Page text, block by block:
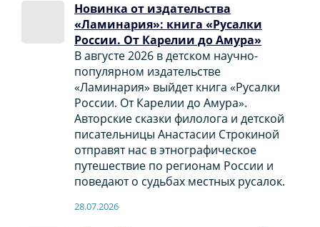
Новинка от издательства
«Ламинария»: книга «Русалки
России. От Карелии до Амура»
В августе 2026 в детском научно-
популярном издательстве
«Ламинария» выйдет книга «Русалки
России. От Карелии до Амура».
Авторские сказки филолога и детской
писательницы Анастасии Строкиной
отправят нас в этнографическое
путешествие по регионам России и
поведают о судьбах местных русалок.
28.07.2026